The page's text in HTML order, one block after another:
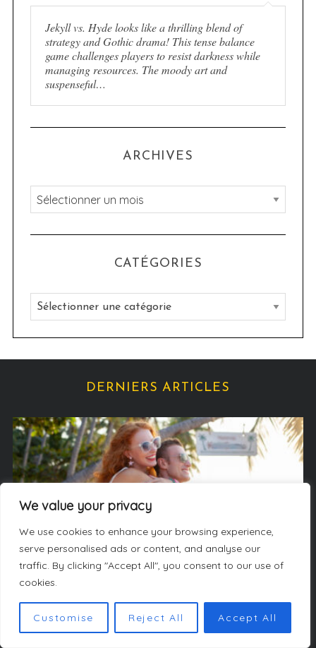
We value your privacy
We use cookies to enhance your browsing experience,
serve personalised ads or content, and analyse our
traffic. By clicking "Accept All", you consent to our use of
cookies.
Customise Reject All Accept All
Jekyll vs. Hyde looks like a thrilling blend of
strategy and Gothic drama! This tense balance
game challenges players to resist darkness while
managing resources. The moody art and
suspenseful…
ARCHIVES
A
r
c
v
CATÉGORIES
C
a
t
é
r
i
e
s
DERNIERS ARTICLES
Voyage all inclusive : profitez de vacances 100 %